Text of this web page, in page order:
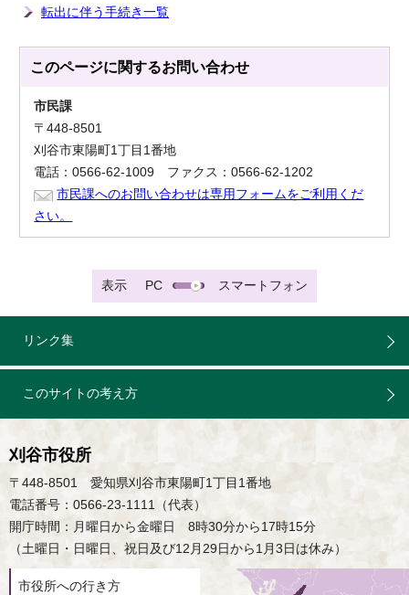
転出に伴う手続き一覧
このページに関するお問い合わせ
市民課
〒448-8501
刈谷市東陽町1丁目1番地
電話：0566-62-1009 ファクス：0566-62-1202
市民課へのお問い合わせは専用フォームをご利用くだ
さい。
表示 PC スマートフォン
リンク集
このサイトの考え方
刈谷市役所
〒448-8501 愛知県刈谷市東陽町1丁目1番地
電話番号：0566-23-1111（代表）
開庁時間：月曜日から金曜日 8時30分から17時15分
（土曜日・日曜日、祝日及び12月29日から1月3日は休み）
市役所への行き方